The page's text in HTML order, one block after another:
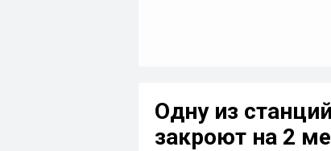
Одну из
закроют на 2